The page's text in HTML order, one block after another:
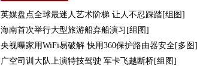
英媒盘点全球最迷人艺术阶梯 让人不忍踩踏[组图]
海南首次举行大型旅游船弃船演习[组图]
央视曝家用WiFi易破解 快用360保护路由器安全[多图]
广空司训大队上演特技驾驶 军卡飞越断桥[组图]